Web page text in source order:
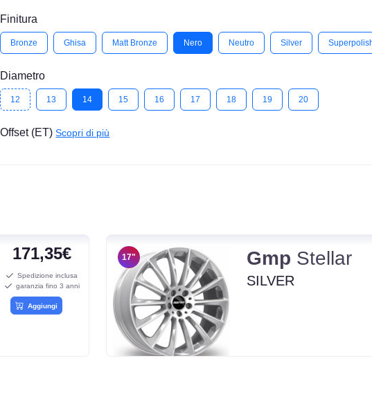
Finitura
Bronze Ghisa Matt Bronze Nero Neutro Silver
Diametro
12 13 14 15 16 17 18 19 20
Offset (ET)Scopri di più
171,35€
Spedizione inclusa
garanzia fino 3 anni
Aggiungi
17" Gmp Stellar
SILVER